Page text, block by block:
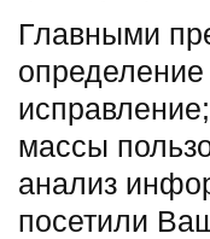
Главными
массы
анализ
посетили